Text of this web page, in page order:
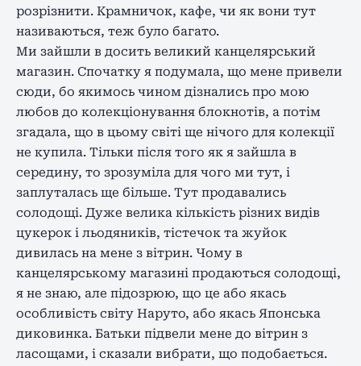
розрізнити. Крамничок, кафе, чи як вони тут
називаються, теж було багато.
Ми зайшли в досить великий канцелярський
магазин. Спочатку я подумала, що мене привели
сюди, бо якимось чином дізнались про мою
любов до колекціонування блокнотів, а потім
згадала, що в цьому світі ще нічого для колекції
не купила. Тільки після того як я зайшла в
середину, то зрозуміла для чого ми тут, і
заплуталась ще більше. Тут продавались
солодощі. Дуже велика кількість різних видів
цукерок і льодяників, тістечок та жуйок
дивилась на мене з вітрин. Чому в
канцелярському магазині продаються солодощі,
я не знаю, але підозрюю, що це або якась
особливість світу Наруто, або якась Японська
диковинка. Батьки підвели мене до вітрин з
ласощами, і сказали вибрати, що подобається.